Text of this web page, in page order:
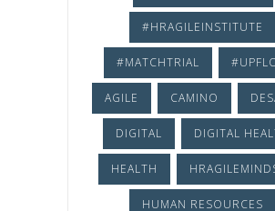
#HRAGILEINSTITUTE
#MATCHTRIAL
AGILE CAMINO
DIGITAL DIGITAL
HEALTH
HUMAN RESOURCES